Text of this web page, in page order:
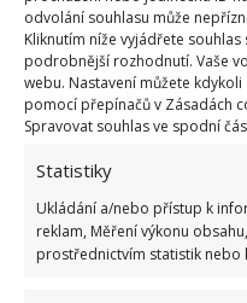
odvolání souhlasu může
Kliknutím níže vyjádřete
podrobnější rozhodnutí. Vaše
webu. Nastavení můžete
pomocí přepínačů v Zásadách
Spravovat souhlas ve spodní
Statistiky
Ukládání a/nebo přístup k
reklam, Měření výkonu
prostřednictvím statistik nebo
27.2.2022
1 2 »